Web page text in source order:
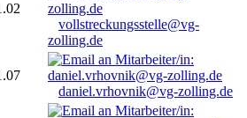
vollstreckungsstelle@vg-
zolling.de
daniel.vrhovnik@vg-zolling.de